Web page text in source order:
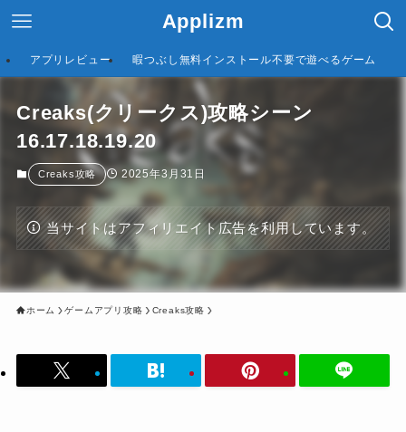
Applizm
アプリレビュー 暇つぶし無料インストール不要で遊べるゲーム
Creaks(クリークス)攻略シーン
16.17.18.19.20
Creaks攻略 2025年3月31日
当サイトはアフィリエイト広告を利用しています。
ホーム ゲームアプリ攻略 Creaks攻略